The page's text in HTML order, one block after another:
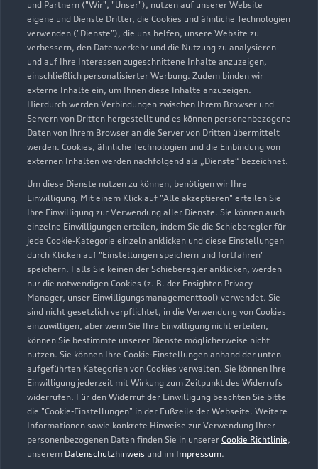
und Partnern ("Wir", "Unser"), nutzen auf unserer Website
eigene und Dienste Dritter, die Cookies und ähnliche Technologien
verwenden ("Dienste"), die uns helfen, unsere Website zu
verbessern, den Datenverkehr und die Nutzung zu analysieren
und auf Ihre Interessen zugeschnittene Inhalte anzuzeigen,
einschließlich personalisierter Werbung. Zudem binden wir
externe Inhalte ein, um Ihnen diese Inhalte anzuzeigen.
Hierdurch werden Verbindungen zwischen Ihrem Browser und
Servern von Dritten hergestellt und es können personenbezogene
Daten von Ihrem Browser an die Server von Dritten übermittelt
werden. Cookies, ähnliche Technologien und die Einbindung von
externen Inhalten werden nachfolgend als „Dienste“ bezeichnet.
Um diese Dienste nutzen zu können, benötigen wir Ihre
Einwilligung. Mit einem Klick auf "Alle akzeptieren" erteilen Sie
Ihre Einwilligung zur Verwendung aller Dienste. Sie können auch
einzelne Einwilligungen erteilen, indem Sie die Schieberegler für
jede Cookie-Kategorie einzeln anklicken und diese Einstellungen
durch Klicken auf "Einstellungen speichern und fortfahren"
speichern. Falls Sie keinen der Schieberegler anklicken, werden
nur die notwendigen Cookies (z. B. der Ensighten Privacy
Manager, unser Einwilligungsmanagementtool) verwendet. Sie
sind nicht gesetzlich verpflichtet, in die Verwendung von Cookies
einzuwilligen, aber wenn Sie Ihre Einwilligung nicht erteilen,
können Sie bestimmte unserer Dienste möglicherweise nicht
nutzen. Sie können Ihre Cookie-Einstellungen anhand der unten
aufgeführten Kategorien von Cookies verwalten. Sie können Ihre
Einwilligung jederzeit mit Wirkung zum Zeitpunkt des Widerrufs
widerrufen. Für den Widerruf der Einwilligung beachten Sie bitte
die "Cookie-Einstellungen" in der Fußzeile der Webseite. Weitere
Informationen sowie konkrete Hinweise zur Verwendung Ihrer
personenbezogenen Daten finden Sie in unserer Cookie Richtlinie,
unserem Datenschutzhinweis und im Impressum.
Zur Inspektion
Zurück nach oben
Modelle
Alle Modelle
Modelle vergleichen
Elektromodelle
Plug-in-Hybride
Kaufen & leasen
Neuwagensuche
Gebrauchtwagen
Geschäftskunden
Service & Zubehör
Saisonale Angebote
Audi Services
Garantie
Audi digital services
Support
Kundenservice
Händlersuche
Audi Code
Über Audi
Unternehmen